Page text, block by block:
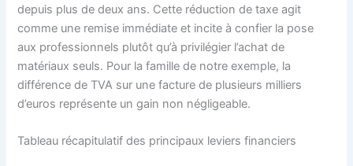
depuis plus de deux ans. Cette réduction de taxe agit
comme une remise immédiate et incite à confier la pose
aux professionnels plutôt qu’à privilégier l’achat de
matériaux seuls. Pour la famille de notre exemple, la
différence de TVA sur une facture de plusieurs milliers
d’euros représente un gain non négligeable.
Tableau récapitulatif des principaux leviers financiers